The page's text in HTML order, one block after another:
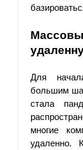
Для
большим
стала
многие
удаленно.